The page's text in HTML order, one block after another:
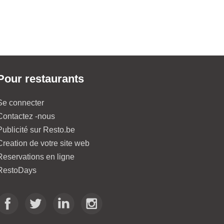
restaurants
connecter
-nous
sur Resto.be
de votre site web
en ligne